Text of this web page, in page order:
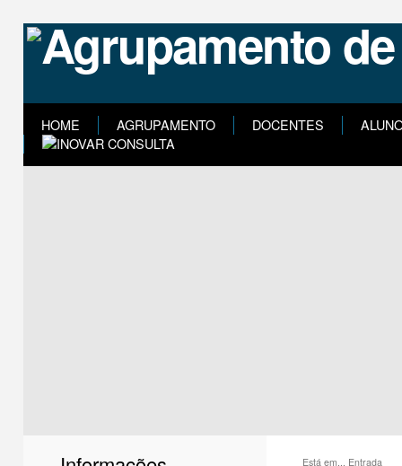
HOME AGRUPAMENTO DOCENTES
Está em... Entrada